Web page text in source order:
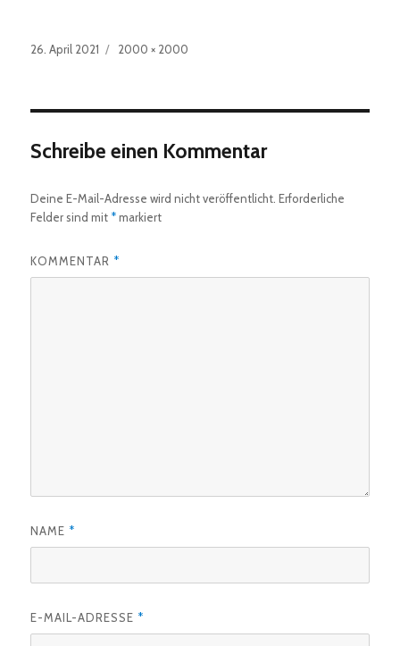
Veröffentlicht
26. April 2021 Originalgröße
2000 × 2000
Schreibe einen Kommentar
Deine E-Mail-Adresse wird nicht veröffentlicht. Erforderliche
Felder sind mit *markiert
KOMMENTAR *
NAME *
E-MAIL-ADRESSE *